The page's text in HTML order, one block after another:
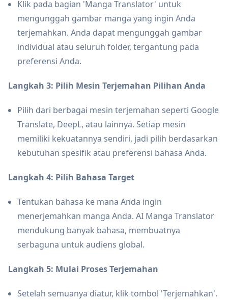
Klik pada bagian 'Manga Translator' untuk
mengunggah gambar manga yang ingin Anda
terjemahkan. Anda dapat mengunggah gambar
individual atau seluruh folder, tergantung pada
preferensi Anda.
Langkah 3: Pilih Mesin Terjemahan Pilihan Anda
Pilih dari berbagai mesin terjemahan seperti Google
Translate, DeepL, atau lainnya. Setiap mesin
memiliki kekuatannya sendiri, jadi pilih berdasarkan
kebutuhan spesifik atau preferensi bahasa Anda.
Langkah 4: Pilih Bahasa Target
Tentukan bahasa ke mana Anda ingin
menerjemahkan manga Anda. AI Manga Translator
mendukung banyak bahasa, membuatnya
serbaguna untuk audiens global.
Langkah 5: Mulai Proses Terjemahan
Setelah semuanya diatur, klik tombol 'Terjemahkan'.